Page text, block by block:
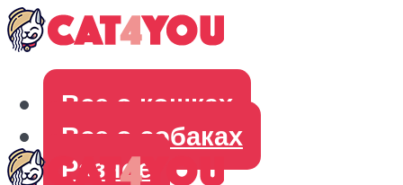
Все о кошках
Все о собаках
Разное